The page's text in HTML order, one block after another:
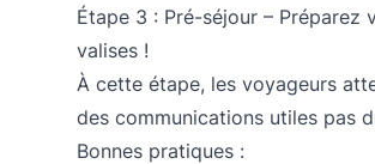
Étape 3 : Pré-séjour – Préparez
valises !
À cette étape, les voyageurs
des communications utiles pas
Bonnes pratiques :